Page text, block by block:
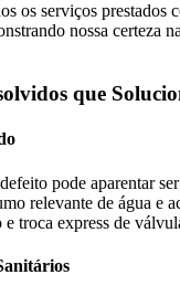
os serviços prestados
nossa certeza
que
pode aparentar
relevante de água e
troca express de